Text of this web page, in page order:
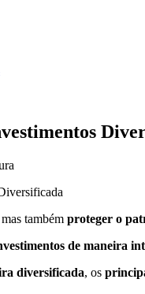
também proteger o
de maneira
diversificada, os